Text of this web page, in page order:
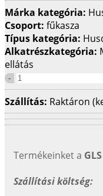
Márka kategória:
Csoport: fűkasza
Típus kategória:
Alkatrészkategória:
ellátás
Szállítás: Raktáron
Termékeinket a
Szállítási költség: